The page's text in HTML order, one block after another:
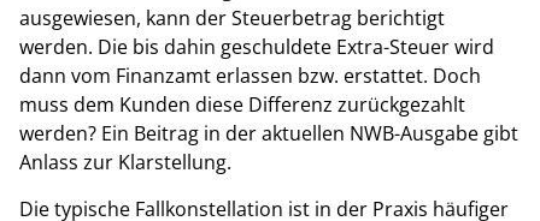
ausgewiesen, kann der Steuerbetrag berichtigt
werden. Die bis dahin geschuldete Extra-Steuer wird
dann vom Finanzamt erlassen bzw. erstattet. Doch
muss dem Kunden diese Differenz zurückgezahlt
werden? Ein Beitrag in der aktuellen NWB-Ausgabe gibt
Anlass zur Klarstellung.
Die typische Fallkonstellation ist in der Praxis häufiger